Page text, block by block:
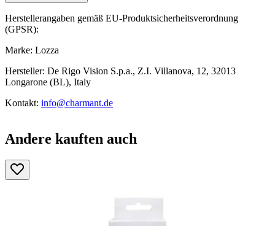
Herstellerangaben gemäß EU-Produktsicherheitsverordnung
(GPSR):
Marke: Lozza
Hersteller: De Rigo Vision S.p.a., Z.I. Villanova, 12, 32013
Longarone (BL), Italy
Kontakt: info@charmant.de
Andere kauften auch